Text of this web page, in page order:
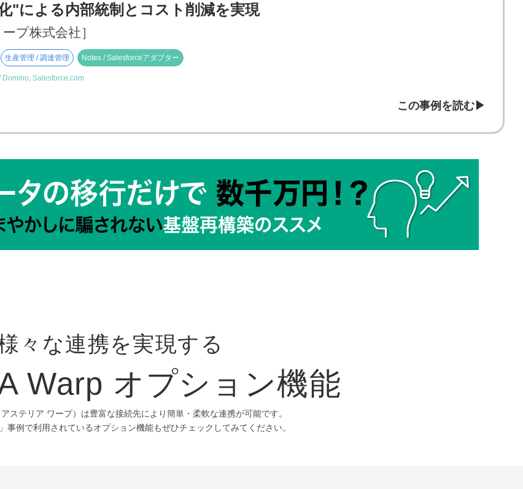
"による内部統制とコスト削減を実現
プ株式会社］
生産管理 / 調達管理 Notes / Salesforceアダプター
Domino, Salesforce.com
この事例を読む
々な連携を実現する
Warp オプション機能
ステリア ワープ）は豊富な接続先により簡単・柔軟な連携が可能です。
事例で利用されているオプション機能もぜひチェックしてみてください。